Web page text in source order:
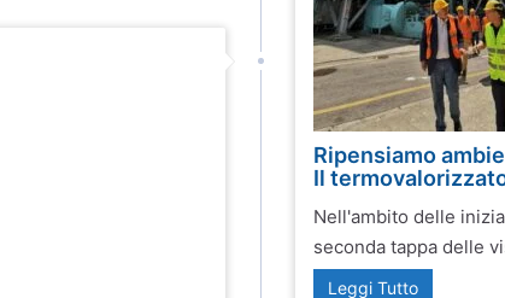
Ripensiamo
Il
Nell'ambito delle
seconda tappa delle
Leggi Tutto